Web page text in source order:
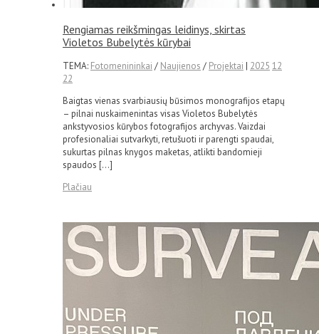
Rengiamas reikšmingas leidinys, skirtas
Violetos Bubelytės kūrybai
TEMA: Fotomenininkai / Naujienos / Projektai | 2025 12
22
Baigtas vienas svarbiausių būsimos monografijos etapų
– pilnai nuskaimenintas visas Violetos Bubelytės
ankstyvosios kūrybos fotografijos archyvas. Vaizdai
profesionaliai sutvarkyti, retušuoti ir parengti spaudai,
sukurtas pilnas knygos maketas, atlikti bandomieji
spaudos […]
Plačiau